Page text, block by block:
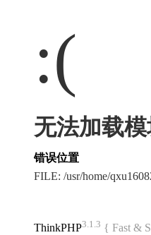
:(
无法加载
错误位置
FILE: /usr/home/
ThinkPHP3.1.3 { Fast &